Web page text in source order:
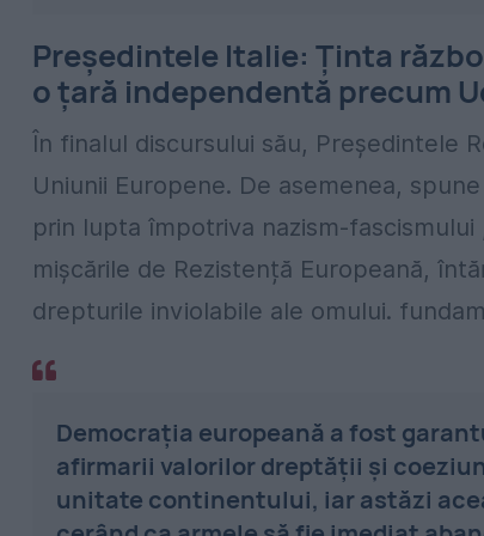
Președintele Italie: Ținta
o țară independentă precum
În finalul discursului său, Președintele
Uniunii Europene. De asemenea,
prin lupta împotriva nazism-
mișcările de Rezistență Europeană,
drepturile inviolabile ale omului.
Democrația europeană a fost
afirmarii valorilor dreptății și
unitate continentului, iar astăzi